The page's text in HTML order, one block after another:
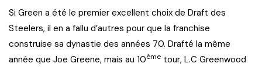
Si Green a été le premier excellent choix de Draft des
Steelers, il en a fallu d’autres pour que la franchise
construise sa dynastie des années 70. Drafté la même
année que Joe Greene, mais au 10ème tour, L.C Greenwood